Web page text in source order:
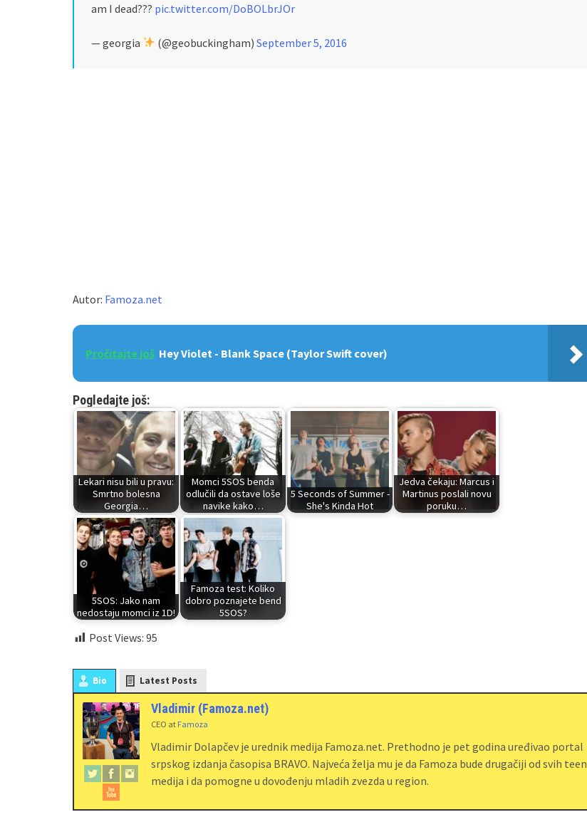
am I dead??? pic.twitter.com/DoBOLbrJOr
— georgia (@geobuckingham)September 5, 2016
Autor: Famoza.net
Pročitajte još Hey Violet - Blank Space (Taylor Swift cover)
Pogledajte još:
Lekari nisu bili u pravu:
Smrtno bolesna
Georgia…
Momci 5SOS benda
odlučili da ostave loše
navike kako…
5 Seconds of Summer -
She's Kinda Hot
Jedva čekaju: Marcus i
Martinus poslali novu
poruku…
5SOS: Jako nam
nedostaju momci iz 1D!
Famoza test: Koliko
dobro poznajete bend
5SOS?
Post Views: 95
Bio Latest Posts
Vladimir (Famoza.net)
CEO at Famoza
Vladimir Dolapčev je urednik medija Famoza.net. Prethodno je pet godina uređivao portal
srpskog izdanja časopisa BRAVO. Najveća želja mu je da Famoza bude drugačiji od svih teen
medija i da pomogne u dovođenju mladih zvezda u region.